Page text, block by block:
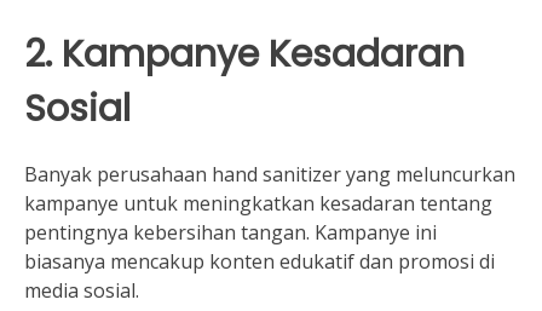
2. Kampanye Kesadaran
Sosial
Banyak perusahaan hand sanitizer yang meluncurkan
kampanye untuk meningkatkan kesadaran tentang
pentingnya kebersihan tangan. Kampanye ini
biasanya mencakup konten edukatif dan promosi di
media sosial.